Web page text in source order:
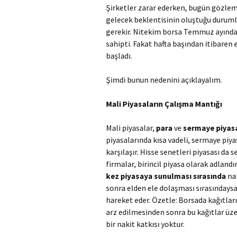
Şirketler zarar ederken, bugün
gelecek beklentisinin oluştuğu
gerekir. Nitekim borsa Temmuz ayında
sahipti. Fakat hafta başından itibaren
başladı.
Şimdi bunun nedenini açıklayalım.
Mali Piyasaların Çalışma Mantığı
Mali piyasalar, para ve sermaye
piyasalarında kısa vadeli, sermaye
karşılaşır. Hisse senetleri piyasası
firmalar, birincil piyasa olarak
kez piyasaya sunulması sırasında
sonra elden ele dolaşması
hareket eder. Özetle: Borsada
arz edilmesinden sonra bu kağıtlar
bir nakit katkısı yoktur.